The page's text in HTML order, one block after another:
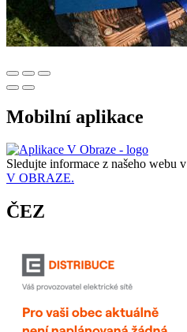
Mobilní aplikace
Sledujte informace z našeho webu v
V OBRAZE.
ČEZ